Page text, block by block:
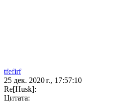
tfefirf
25 дек. 2020 г., 17:57:10
Re[Husk]:
Цитата: